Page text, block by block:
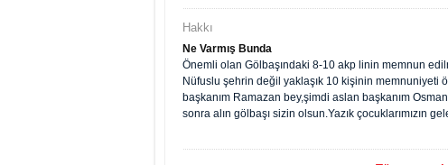
Hakkı
Ne Varmış Bunda
Önemli olan Gölbaşındaki 8-10 akp linin memnun
Nüfuslu şehrin değil yaklaşık 10 kişinin
başkanım Ramazan bey,şimdi aslan başkanım
sonra alın gölbaşı sizin olsun.Yazık çocuklarımızın